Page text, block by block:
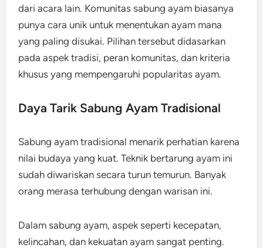
dari acara lain. Komunitas sabung ayam biasanya
punya cara unik untuk menentukan ayam mana
yang paling disukai. Pilihan tersebut didasarkan
pada aspek tradisi, peran komunitas, dan kriteria
khusus yang mempengaruhi popularitas ayam.
Daya Tarik Sabung Ayam Tradisional
Sabung ayam tradisional menarik perhatian karena
nilai budaya yang kuat. Teknik bertarung ayam ini
sudah diwariskan secara turun temurun. Banyak
orang merasa terhubung dengan warisan ini.
Dalam sabung ayam, aspek seperti kecepatan,
kelincahan, dan kekuatan ayam sangat penting.